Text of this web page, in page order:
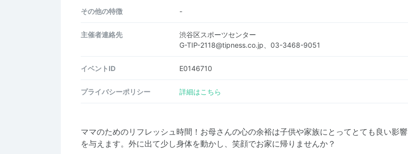
その他の特徴 -
主催者連絡先
渋谷区スポーツセンター
G-TIP-2118@tipness.co.jp、03-3468-9051
イベントID E0146710
プライバシーポリシー 詳細はこちら
ママのためのリフレッシュ時間！お母さんの心の余裕は子供や家族にとってとても良い影響
を与えます。外に出て少し身体を動かし、笑顔でお家に帰りませんか？